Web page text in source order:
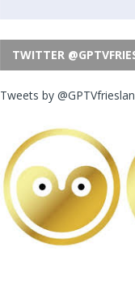
TWITTER
Tweets by